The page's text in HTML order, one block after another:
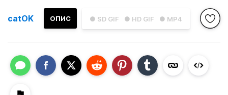
● SD GIF ● HD GIF ● MP4
ОПИС
catOK